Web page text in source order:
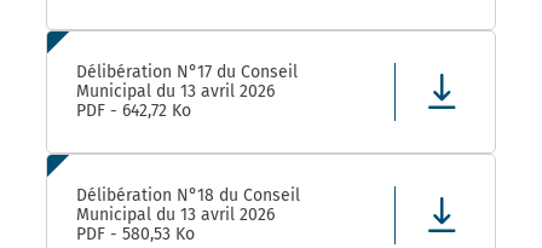
Délibération N°17 du Conseil
Municipal du 13 avril 2026
PDF - 642,72 Ko
Délibération N°18 du Conseil
Municipal du 13 avril 2026
PDF - 580,53 Ko